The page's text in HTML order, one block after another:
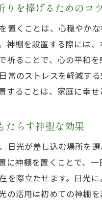
りを捧げるためのコツ
置くことは、心穏やか
神棚を設置する際には
祈ることで、心の平和
常のストレスを軽減す
することは、家庭に幸せ
たらす神聖な効果
日光が差し込む場所を
に神棚を置くことで、
を際立たせます。日光
の活用は初めての神棚